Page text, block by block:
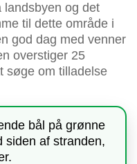
landsbyen og det
til dette område i
god dag med venner
overstiger 25
søge om tilladelse
bål på grønne
siden af stranden,